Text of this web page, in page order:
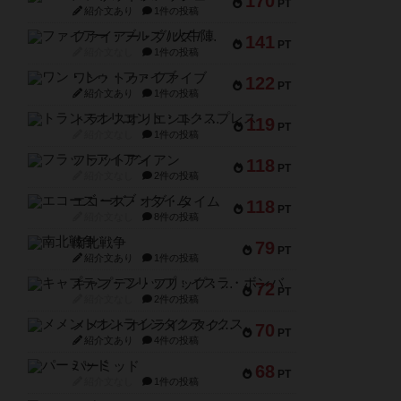
PT
紹介文あり 1件の投稿
141 PT
ファイアー・ブルズ / 火牛陣
1件の投稿
122 PT
ワン・トゥ・ファイブ
紹介文あり 1件の投稿
119 PT
トランスオリエント・エクスプレス
1件の投稿
118 PT
フラットアイアン
2件の投稿
118 PT
エコーズ・オブ・タイム
8件の投稿
79 PT
南北戦争
紹介文あり 1件の投稿
72 PT
キャプテン・フリップ：イスラ・ボンバ
2件の投稿
70 PT
メメントオンラインタクティクス
紹介文あり 4件の投稿
68 PT
パーミッド
1件の投稿